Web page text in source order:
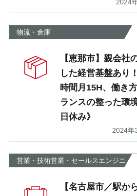
2024
物流・倉庫
【恵那市】親会社
した経営基盤あり
時間月15H、働き
ランスの整った環
日休み》
2024年
営業・技術営業・セールスエンジニ
【名古屋市／駅か